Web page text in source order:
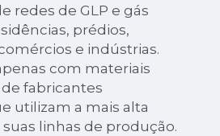
redes de GLP e gás
prédios,
e indústrias.
com materiais
fabricantes
utilizam a mais alta
linhas de produção.